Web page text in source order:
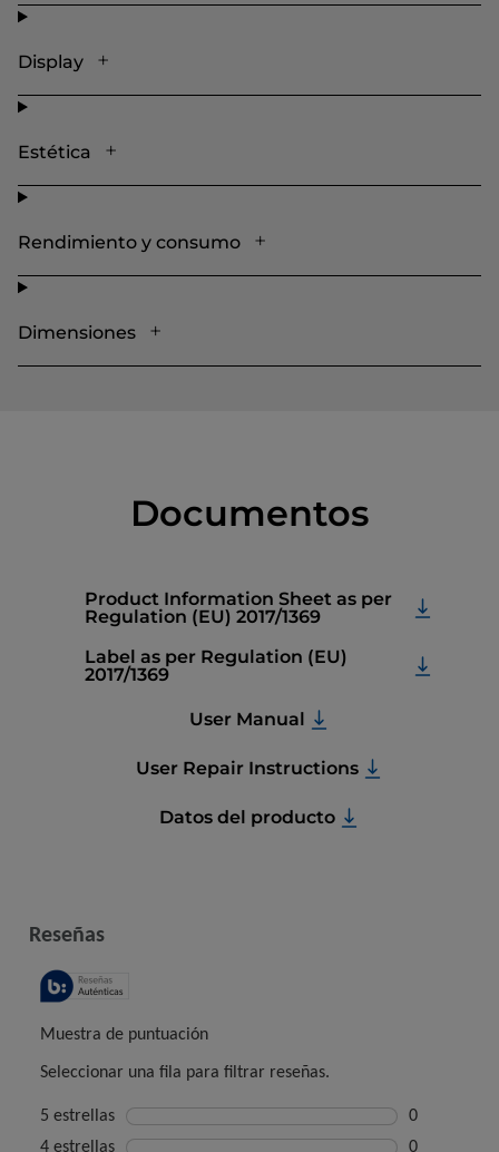
Display
Estética
Rendimiento y consumo
Dimensiones
Documentos
Product Information Sheet as per
Regulation (EU) 2017/1369
Label as per Regulation (EU)
2017/1369
User Manual
User Repair Instructions
Datos del producto